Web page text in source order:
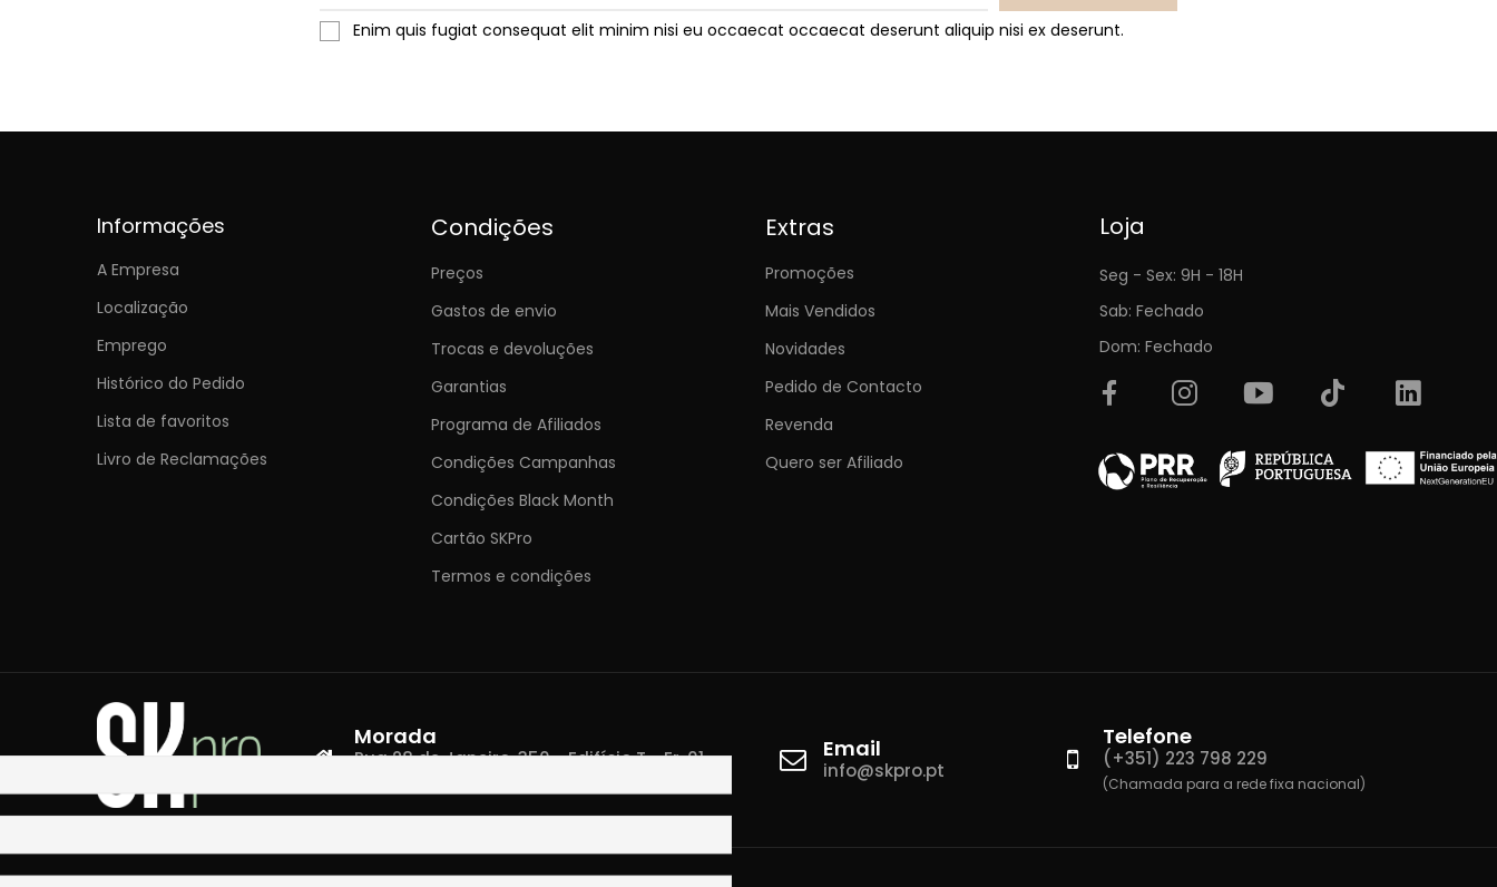
Enim quis fugiat consequat elit minim nisi eu occaecat occaecat deserunt aliquip nisi ex deserunt.
Informações
A Empresa
Localização
Emprego
Histórico do Pedido
Lista de favoritos
Livro de Reclamações
Condições
Preços
Gastos de envio
Trocas e devoluções
Garantias
Programa de Afiliados
Condições Campanhas
Condições Black Month
Cartão SKPro
Termos e condições
Extras
Promoções
Mais Vendidos
Novidades
Pedido de Contacto
Revenda
Quero ser Afiliado
Loja
Seg - Sex: 9H - 18H
Sab: Fechado
Dom: Fechado
Morada
Rua 28 de Janeiro, 350 - Edifício T - Fr. 01
Email
info@skpro.pt
Telefone
(+351) 223 798 229
(Chamada para a rede fixa nacional)